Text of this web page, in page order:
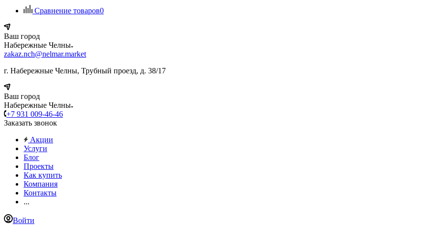
Сравнение товаров0
Ваш город
Набережные Челны
zakaz.nch@nelmar.market
г. Набережные Челны, Трубный проезд, д. 38/17
Ваш город
Набережные Челны
+7 931 009-46-46
Заказать звонок
Акции
Услуги
Блог
Проекты
Как купить
Компания
Контакты
...
Войти